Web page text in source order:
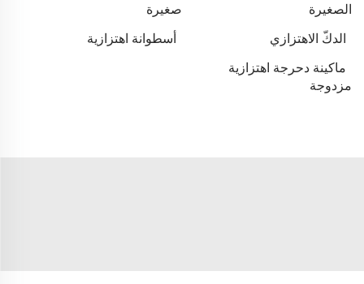
الصغيرة
صغيرة
الدكّ الاهتزازي
أسطوانة اهتزازية
ماكينة دحرجة اهتزازية
مزدوجة